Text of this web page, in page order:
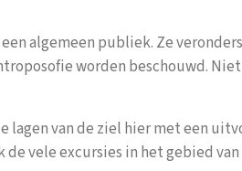
algemeen publiek. Ze
worden beschouwd.
lagen van de ziel hier met een
vele excursies in het gebied